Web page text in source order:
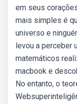
em seus
mais simples é
universo e
levou a perceber
matemáticos
macbook e
No entanto, o